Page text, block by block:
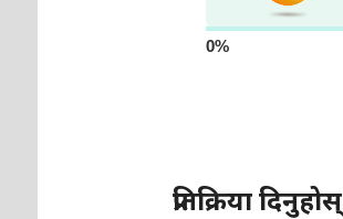
0%
प्रतिक्रिया दिनुहोस्